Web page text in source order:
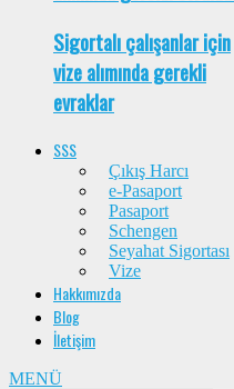
Sigortalı çalışanlar için
vize alımında gerekli
evraklar
SSS
Çıkış Harcı
e-Pasaport
Pasaport
Schengen
Seyahat Sigortası
Vize
Hakkımızda
Blog
İletişim
MENÜ